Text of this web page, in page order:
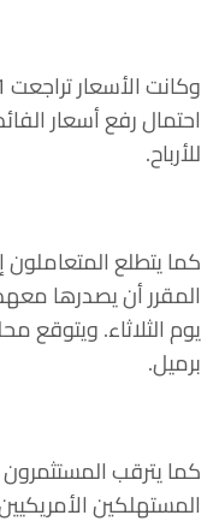
احتمال رفع أسعار
للأرباح.
كما يتطلع المتعاملون
المقرر أن يصدرها
برميل.
كما يترقب
المستهلكين